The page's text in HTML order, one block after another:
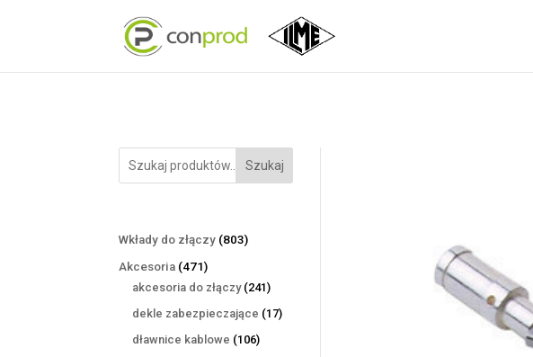
Szukaj
Wkłady do złączy 803803
Akcesoria 471471
produktów
akcesoria do złączy 241241
produktów
dekle zabezpieczające 1717
dławnice kablowe 106106